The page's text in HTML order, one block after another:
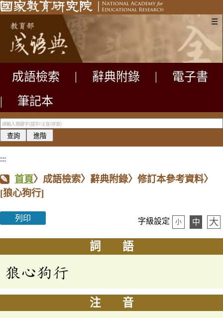
☰
成語檢索 辭典附錄
電子書
|
筆記本
:::
首頁〉成語檢索〉辭典附錄〉修訂本參考資料〉
[狼心狗行]
列印 字級設定 小 中 大
詞 語
狼心狗行
注 音